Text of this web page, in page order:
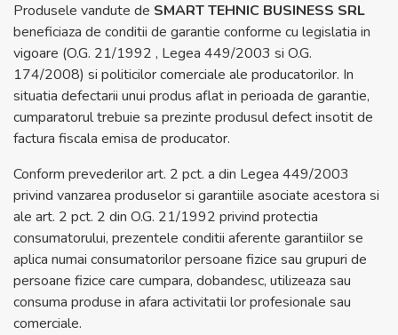
Produsele vandute de SMART TEHNIC BUSINESS SRL
beneficiaza de conditii de garantie conforme cu legislatia in
vigoare (O.G. 21/1992 , Legea 449/2003 si O.G.
174/2008) si politicilor comerciale ale producatorilor. In
situatia defectarii unui produs aflat in perioada de garantie,
cumparatorul trebuie sa prezinte produsul defect insotit de
factura fiscala emisa de producator.
Conform prevederilor art. 2 pct. a din Legea 449/2003
privind vanzarea produselor si garantiile asociate acestora si
ale art. 2 pct. 2 din O.G. 21/1992 privind protectia
consumatorului, prezentele conditii aferente garantiilor se
aplica numai consumatorilor persoane fizice sau grupuri de
persoane fizice care cumpara, dobandesc, utilizeaza sau
consuma produse in afara activitatii lor profesionale sau
comerciale.